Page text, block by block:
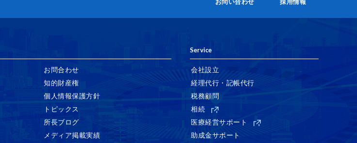
採用情報
お問い合わせ
お問合わせ
知的財産権
個人情報保護方針
トピックス
所長ブログ
メディア掲載実績
Service
会社設立
経理代行・記帳代行
税務顧問
相続
医療経営サポート
助成金サポート